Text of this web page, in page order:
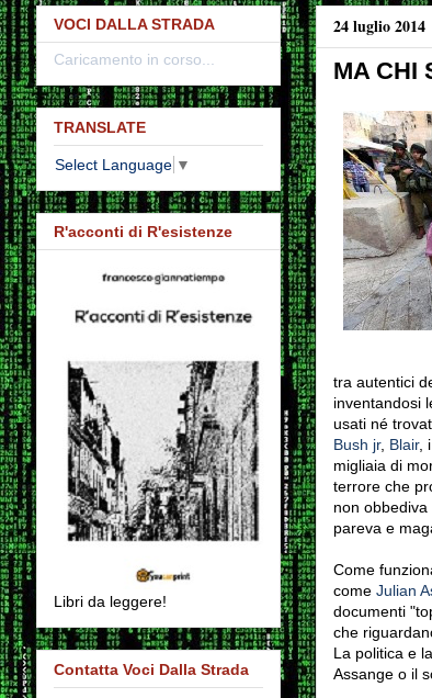
24 luglio 2014
MA CHI
tra autentici
inventandosi
usati né
Bush jr, Blair,
migliaia di
terrore che
non
pareva e
Come
come Julian
documenti
che
La politica e
Assange o il
VOCI DALLA STRADA
Caricamento in corso...
TRANSLATE
Select Language ▼
R'acconti di R'esistenze
Libri da leggere!
Contatta Voci Dalla Strada